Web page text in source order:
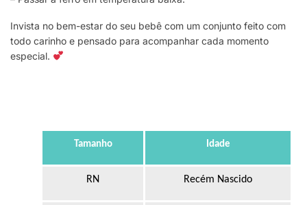
Invista no bem-estar do seu bebê com um conjunto feito com
todo carinho e pensado para acompanhar cada momento
especial.
Tamanho Idade
RN Recém Nascido